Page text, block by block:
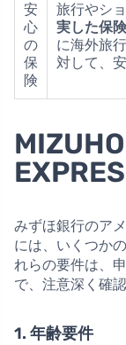
安
心
の
保
険
旅行やシ
実した保
に海外旅
対して、
みずほ銀行のア
には、いくつか
れらの要件は、
で、注意深く確
1. 年齢要件